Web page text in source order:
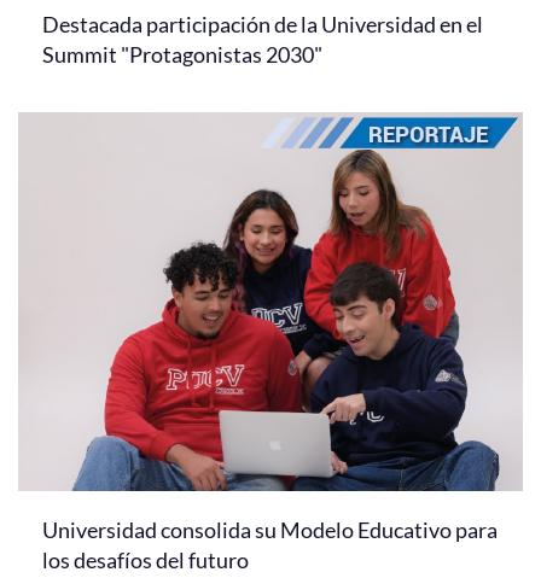
Destacada participación de la Universidad en el
Summit "Protagonistas 2030"
Universidad consolida su Modelo Educativo para
los desafíos del futuro